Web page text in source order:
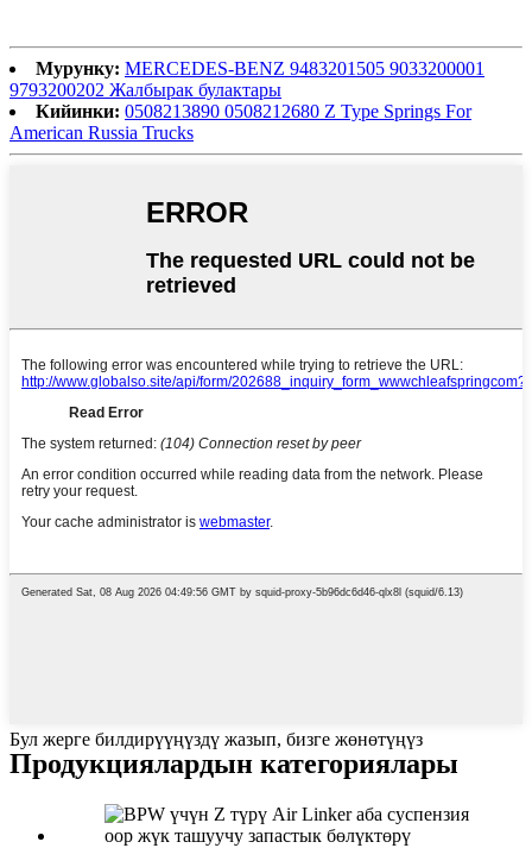
Мурунку: MERCEDES-BENZ 9483201505 9033200001
9793200202 Жалбырак булактары
Кийинки: 0508213890 0508212680 Z Type Springs For
American Russia Trucks
Бул жерге билдирүүңүздү жазып, бизге жөнөтүңүз
Продукциялардын категориялары